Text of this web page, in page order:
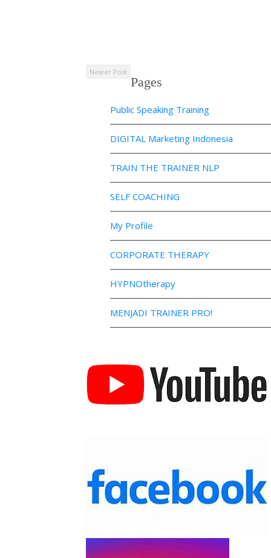
Newer Post
Pages
Public Speaking Training
DIGITAL Marketing Indonesia
TRAIN THE TRAINER NLP
SELF COACHING
My Profile
CORPORATE THERAPY
HYPNOtherapy
MENJADI TRAINER PRO!